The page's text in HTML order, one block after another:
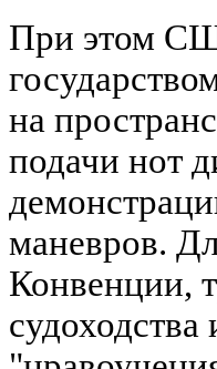
При этом
на
подачи нот
маневров.
Конвенции,